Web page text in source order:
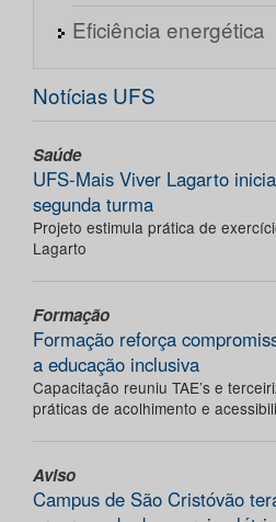
Eficiência energética
Notícias UFS
Saúde
UFS-Mais Viver Lagarto
segunda turma
Projeto estimula prática de
Lagarto
Formação
Formação reforça
a educação inclusiva
Capacitação reuniu TAE’s e
práticas de acolhimento e
Aviso
Campus de São Cristóvão